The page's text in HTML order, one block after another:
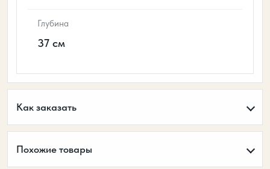
Глубина
37 см
Как заказать
Похожие товары